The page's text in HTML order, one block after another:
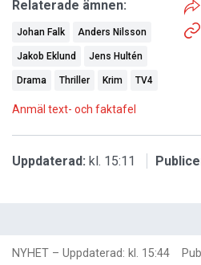
Relaterade ämnen:
Johan Falk Anders Nilsson
Jakob Eklund Jens Hultén
Drama Thriller Krim TV4
Anmäl text- och faktafel
Uppdaterad: kl. 15:11
NYHET – Uppdaterad: kl. 15:44